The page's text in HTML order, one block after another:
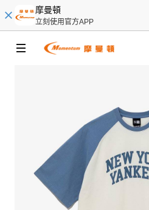
摩曼頓
立刻使用官方APP